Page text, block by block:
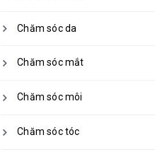
Chăm sóc da
Chăm sóc mắt
Chăm sóc môi
Chăm sóc tóc